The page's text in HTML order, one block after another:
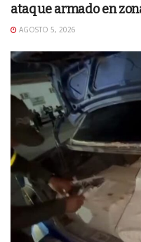
ataque armado en
AGOSTO 5, 2026